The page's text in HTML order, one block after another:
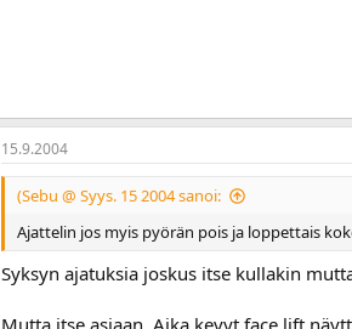
15.9.2004
(Sebu @ Syys. 15 2004 sanoi:
Ajattelin jos myis pyörän pois ja loppettais
Syksyn ajatuksia joskus itse kullakin
Mutta itse asiaan. Aika kevyt face lift